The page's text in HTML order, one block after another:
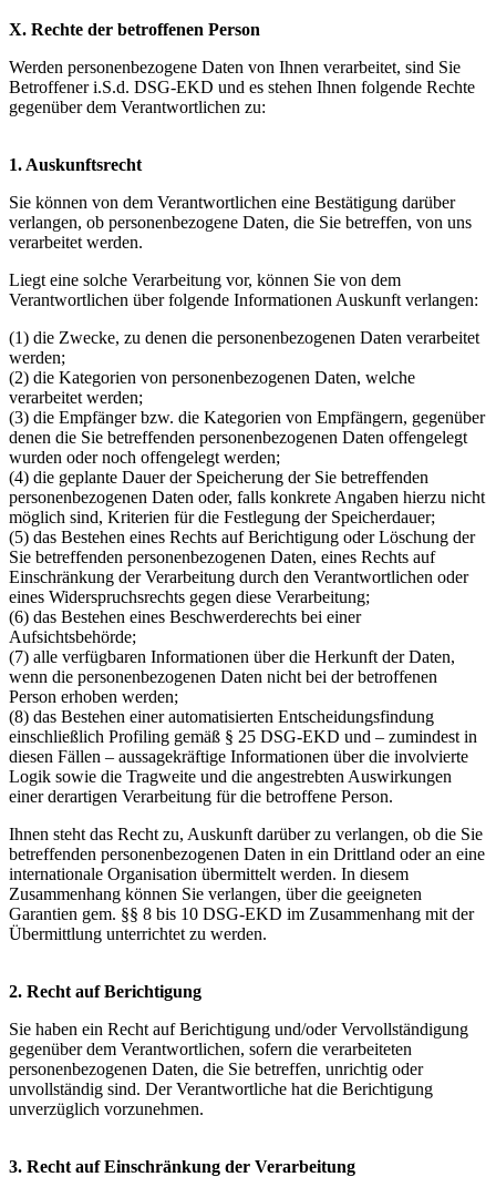
X. Rechte der betroffenen Person
Werden personenbezogene Daten von Ihnen verarbeitet, sind Sie
Betroffener i.S.d. DSG-EKD und es stehen Ihnen folgende Rechte
gegenüber dem Verantwortlichen zu:
1. Auskunftsrecht
Sie können von dem Verantwortlichen eine Bestätigung darüber
verlangen, ob personenbezogene Daten, die Sie betreffen, von uns
verarbeitet werden.
Liegt eine solche Verarbeitung vor, können Sie von dem
Verantwortlichen über folgende Informationen Auskunft verlangen:
(1) die Zwecke, zu denen die personenbezogenen Daten verarbeitet
werden;
(2) die Kategorien von personenbezogenen Daten, welche
verarbeitet werden;
(3) die Empfänger bzw. die Kategorien von Empfängern, gegenüber
denen die Sie betreffenden personenbezogenen Daten offengelegt
wurden oder noch offengelegt werden;
(4) die geplante Dauer der Speicherung der Sie betreffenden
personenbezogenen Daten oder, falls konkrete Angaben hierzu nicht
möglich sind, Kriterien für die Festlegung der Speicherdauer;
(5) das Bestehen eines Rechts auf Berichtigung oder Löschung der
Sie betreffenden personenbezogenen Daten, eines Rechts auf
Einschränkung der Verarbeitung durch den Verantwortlichen oder
eines Widerspruchsrechts gegen diese Verarbeitung;
(6) das Bestehen eines Beschwerderechts bei einer
Aufsichtsbehörde;
(7) alle verfügbaren Informationen über die Herkunft der Daten,
wenn die personenbezogenen Daten nicht bei der betroffenen
Person erhoben werden;
(8) das Bestehen einer automatisierten Entscheidungsfindung
einschließlich Profiling gemäß § 25 DSG-EKD und – zumindest in
diesen Fällen – aussagekräftige Informationen über die involvierte
Logik sowie die Tragweite und die angestrebten Auswirkungen
einer derartigen Verarbeitung für die betroffene Person.
Ihnen steht das Recht zu, Auskunft darüber zu verlangen, ob die Sie
betreffenden personenbezogenen Daten in ein Drittland oder an eine
internationale Organisation übermittelt werden. In diesem
Zusammenhang können Sie verlangen, über die geeigneten
Garantien gem. §§ 8 bis 10 DSG-EKD im Zusammenhang mit der
Übermittlung unterrichtet zu werden.
2. Recht auf Berichtigung
Sie haben ein Recht auf Berichtigung und/oder Vervollständigung
gegenüber dem Verantwortlichen, sofern die verarbeiteten
personenbezogenen Daten, die Sie betreffen, unrichtig oder
unvollständig sind. Der Verantwortliche hat die Berichtigung
unverzüglich vorzunehmen.
3. Recht auf Einschränkung der Verarbeitung